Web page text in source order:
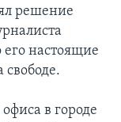
решение
настоящие
в городе